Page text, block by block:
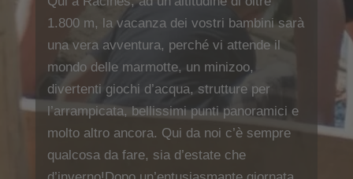
1.800 m, la vacanza dei vostri bambini sarà
una vera avventura, perché vi attende il
mondo delle marmotte, un minizoo,
divertenti giochi d’acqua, strutture per
l’arrampicata, bellissimi punti panoramici e
molto altro ancora. Qui da noi c’è sempre
qualcosa da fare, sia d’estate che